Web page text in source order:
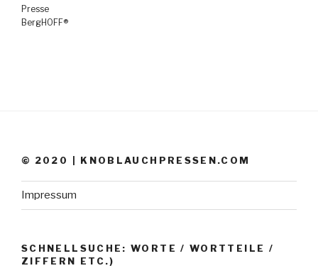
Presse
BergHOFF®
© 2020 | KNOBLAUCHPRESSEN.COM
Impressum
SCHNELLSUCHE: WORTE / WORTTEILE /
ZIFFERN ETC.)